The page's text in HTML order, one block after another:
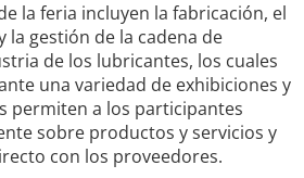
la feria incluyen la fabricación, el
la gestión de la cadena de
de los lubricantes, los cuales
una variedad de exhibiciones y
permiten a los participantes
sobre productos y servicios y
con los proveedores.